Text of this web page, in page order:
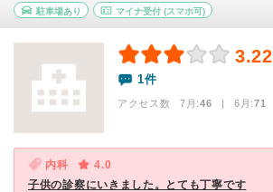
駐車場あり マイナ受付(スマホ可)
3.22
1件
アクセス数 7月:46 | 6月:71
内科
4.0
子供の診察にいきました。とても丁寧です